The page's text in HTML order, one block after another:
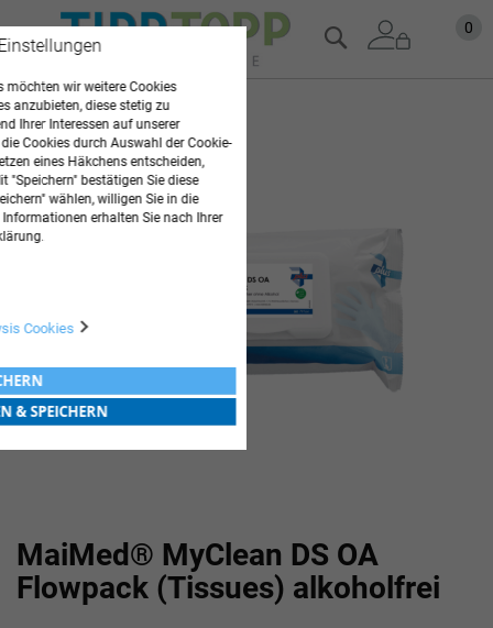
Zum
Inhalt
0
Suche
MaiMed® MyClean DS OA
Flowpack (Tissues) alkoholfrei
Zum
Ende
der
Bildgalerie
springen
Anfang
der
Bildgalerie
möchten wir weitere Cookies
anzubieten, diese stetig zu
Ihrer Interessen auf unserer
Cookies durch Auswahl der Cookie-
eines Häkchens entscheiden,
"Speichern" bestätigen Sie diese
wählen, willigen Sie in die
erhalten Sie nach Ihrer
Cookies
& SPEICHERN